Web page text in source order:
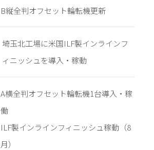
B縦全判オフセット輪転機更新
埼玉北工場に米国ILF製インラインフ
ィニッシュを導入・稼動
A横全判オフセット輪転機1台導入・稼
働
ILF製インラインフィニッシュ稼動（8
月）